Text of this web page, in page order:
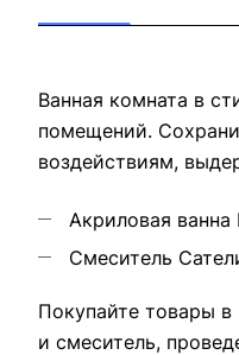
Ванная комната в
помещений.
воздействиям,
Акриловая
Смеситель
Покупайте товары в
и смеситель,